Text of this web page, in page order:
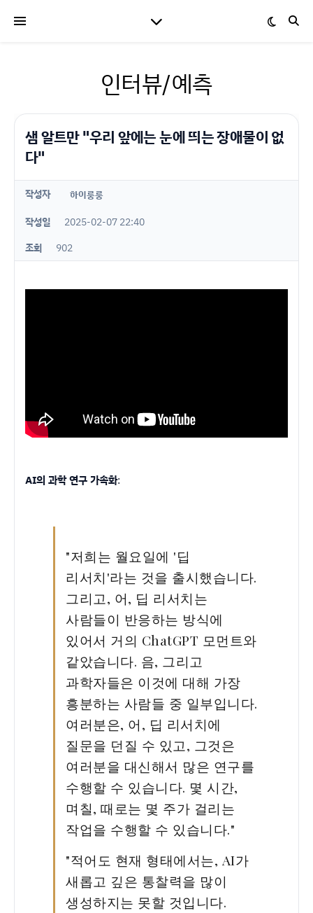
인터뷰/예측
샘 알트만 "우리 앞에는 눈에 띄는 장애물이 없
다"
작성자 하이룽룽
작성일
2025-02-07 22:40
조회
902
AI의 과학 연구 가속화:
"저희는 월요일에 '딥
리서치'라는 것을 출시했습니다.
그리고, 어, 딥 리서치는
사람들이 반응하는 방식에
있어서 거의 ChatGPT 모먼트와
같았습니다. 음, 그리고
과학자들은 이것에 대해 가장
흥분하는 사람들 중 일부입니다.
여러분은, 어, 딥 리서치에
질문을 던질 수 있고, 그것은
여러분을 대신해서 많은 연구를
수행할 수 있습니다. 몇 시간,
며칠, 때로는 몇 주가 걸리는
작업을 수행할 수 있습니다."
"적어도 현재 형태에서는, AI가
새롭고 깊은 통찰력을 많이
생성하지는 못할 것입니다.